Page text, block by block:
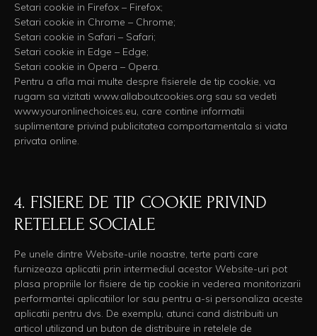
Setari cookie in Firefox – Firefox;
Setari cookie in Chrome – Chrome;
Setari cookie in Safari – Safari;
Setari cookie in Edge – Edge;
Setari cookie in Opera – Opera.
Pentru a afla mai multe despre fisierele de tip cookie, va
rugam sa vizitati www.allaboutcookies.org sau sa vedeti
www.youronlinechoices.eu, care contine informatii
suplimentare privind publicitatea comportamentala si viata
privata online.
4. FISIERE DE TIP COOKIE PRIVIND
RETELELE SOCIALE
Pe unele dintre Website-urile noastre, terte parti care
furnizeaza aplicatii prin intermediul acestor Website-uri pot
plasa propriile lor fisiere de tip cookie in vederea monitorizarii
performantei aplicatiilor lor sau pentru a-si personaliza aceste
aplicatii pentru dvs. De exemplu, atunci cand distribuiti un
articol utilizand un buton de distribuire in retelele de